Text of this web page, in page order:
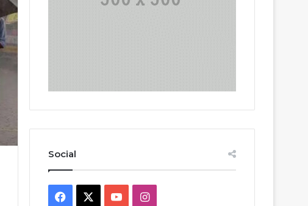
Social
Facebook YouTubeInstagram